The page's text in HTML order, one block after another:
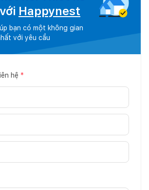
Happynest
bạn có một không gian
với yêu cầu
hệ *